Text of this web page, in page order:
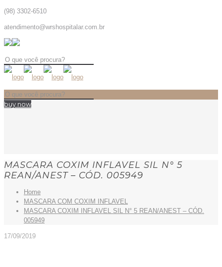
(98) 3302-6510
atendimento@wrshospitalar.com.br
buy now
MASCARA COXIM INFLAVEL SIL N° 5
REAN/ANEST – CÓD. 005949
Home
MASCARA COM COXIM INFLAVEL
MASCARA COXIM INFLAVEL SIL N° 5 REAN/ANEST – CÓD.
005949
17/09/2019